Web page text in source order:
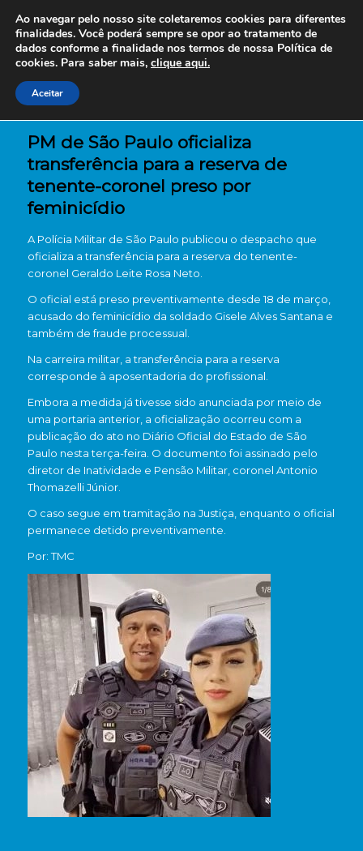
PM de São Paulo oficializa
transferência para a reserva de
tenente-coronel preso por
feminicídio
A Polícia Militar de São Paulo publicou o despacho que
oficializa a transferência para a reserva do tenente-
coronel Geraldo Leite Rosa Neto
O oficial está preso preventivamente desde 18 de março,
acusado do feminicídio da soldado Gisele Alves Santana e
também de fraude processual.
Na carreira militar, a transferência para a reserva
corresponde à aposentadoria do profissional.
Embora a medida já tivesse sido anunciada por meio de
uma portaria anterior, a oficialização ocorreu com a
publicação do ato no Diário Oficial do Estado de São
Paulo nesta terça-feira. O documento foi assinado pelo
diretor de Inatividade e Pensão Militar, coronel Antonio
Thomazelli Júnior.
O caso segue em tramitação na Justiça, enquanto o oficial
permanece detido preventivamente.
Por: TMC
Ao navegar pelo nosso site coletaremos cookies para diferentes
finalidades. Você poderá sempre se opor ao tratamento de
dados conforme a finalidade nos termos de nossa Política de
cookies. Para saber mais, clique aqui.
Aceitar